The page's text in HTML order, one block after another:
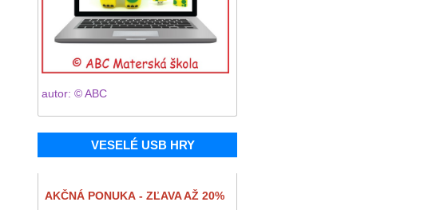
autor: © ABC
VESELÉ USB HRY
AKČNÁ PONUKA - ZĽAVA AŽ 20%